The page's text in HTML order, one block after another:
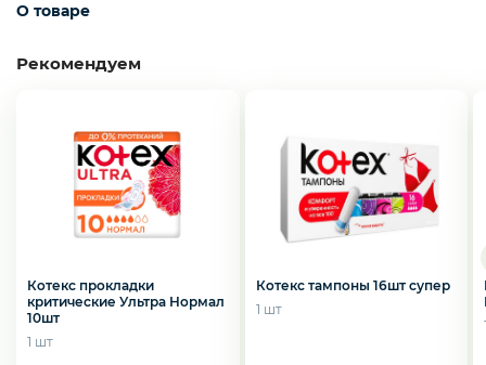
О товаре
Рекомендуем
Котекс прокладки
критические Ультра Нормал
10шт
1 шт
Котекс тампоны 16шт супер
1 шт